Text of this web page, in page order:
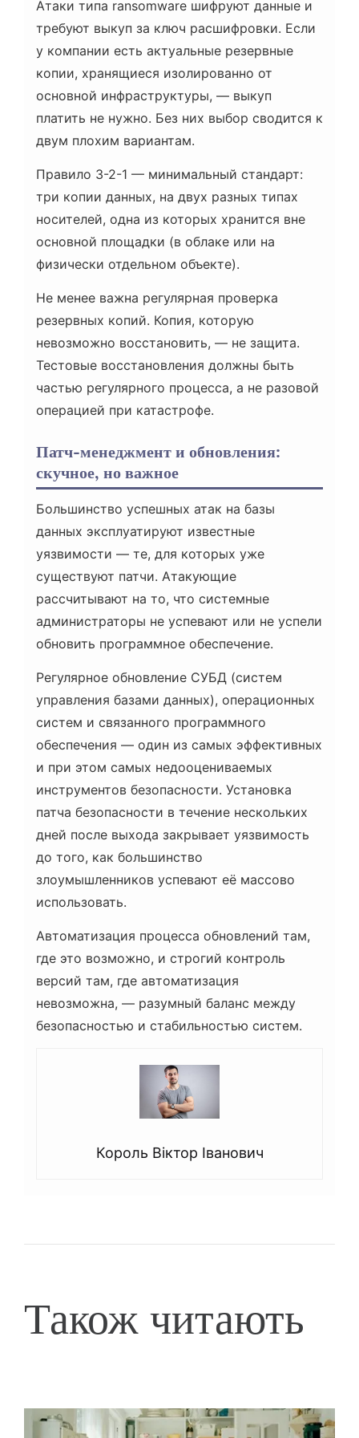
Атаки типа ransomware шифруют данные и
требуют выкуп за ключ расшифровки. Если
у компании есть актуальные резервные
копии, хранящиеся изолированно от
основной инфраструктуры, — выкуп
платить не нужно. Без них выбор сводится к
двум плохим вариантам.
Правило 3-2-1 — минимальный стандарт:
три копии данных, на двух разных типах
носителей, одна из которых хранится вне
основной площадки (в облаке или на
физически отдельном объекте).
Не менее важна регулярная проверка
резервных копий. Копия, которую
невозможно восстановить, — не защита.
Тестовые восстановления должны быть
частью регулярного процесса, а не разовой
операцией при катастрофе.
Патч-менеджмент и обновления:
скучное, но важное
Большинство успешных атак на базы
данных эксплуатируют известные
уязвимости — те, для которых уже
существуют патчи. Атакующие
рассчитывают на то, что системные
администраторы не успевают или не успели
обновить программное обеспечение.
Регулярное обновление СУБД (систем
управления базами данных), операционных
систем и связанного программного
обеспечения — один из самых эффективных
и при этом самых недооцениваемых
инструментов безопасности. Установка
патча безопасности в течение нескольких
дней после выхода закрывает уязвимость
до того, как большинство
злоумышленников успевают её массово
использовать.
Автоматизация процесса обновлений там,
где это возможно, и строгий контроль
версий там, где автоматизация
невозможна, — разумный баланс между
безопасностью и стабильностью систем.
Король Віктор Іванович
Також читають